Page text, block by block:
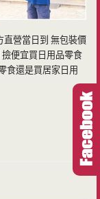
直營當日到 無包裝價
便宜買日用品零食
食還是買居家日用